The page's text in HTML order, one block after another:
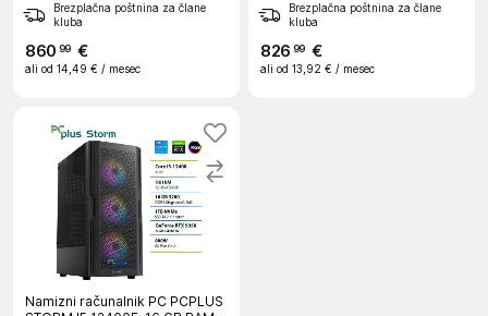
Brezplačna poštnina za člane
kluba
860 99 €
ali od 14,49 € / mesec
Brezplačna poštnina za člane
kluba
826 99 €
ali od 13,92 € / mesec
Namizni računalnik PC PCPLUS